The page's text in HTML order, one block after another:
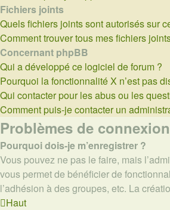
Fichiers joints
Quels fichiers joints sont autorisés sur
Comment trouver tous mes fichiers
Concernant phpBB
Qui a développé ce logiciel de forum ?
Pourquoi la fonctionnalité X n’est pas
Qui contacter pour les abus ou les
Comment puis-je contacter un
Problèmes de
Pourquoi dois-je m’enregistrer ?
Vous pouvez ne pas le faire, mais
vous permet de bénéficier de
l’adhésion à des groupes, etc. La
Haut